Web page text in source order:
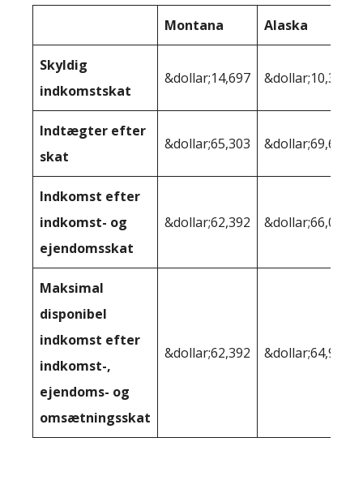
Montana Alaska
Skyldig
indkomstskat
&dollar;14,697 &dollar;10,368
Indtægter efter
skat
&dollar;65,303 &dollar;69,632
Indkomst efter
indkomst- og
ejendomsskat
&dollar;62,392 &dollar;66,092
Maksimal
disponibel
indkomst efter
indkomst-,
ejendoms- og
omsætningsskat
&dollar;62,392 &dollar;64,949